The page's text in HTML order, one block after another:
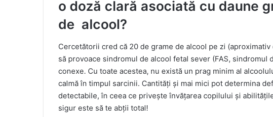
o doză clară asociată cu daune
de alcool?
Cercetătorii cred că 20 de grame de alcool pe zi
să provoace sindromul de alcool fetal sever (FAS, sindromul
conexe. Cu toate acestea, nu există un prag minim al
calmă în timpul sarcinii. Cantități și mai mici pot determina
detectabile, în ceea ce privește învățarea copilului și
sigur este să te abții total!